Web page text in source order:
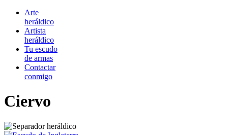
Arte
heráldico
Artista
heráldico
Tu escudo
de armas
Contactar
conmigo
Ciervo